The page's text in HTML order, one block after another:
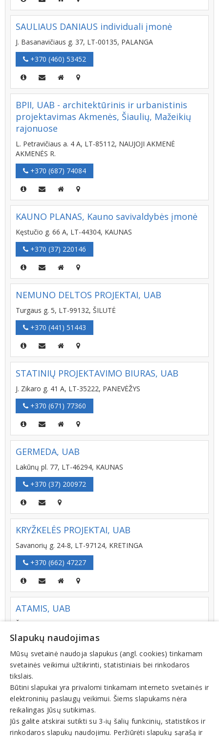
SAULIAUS DANIAUS individuali įmonė
J. Basanavičiaus g. 37, LT-00135, PALANGA
+370 (460) 53452
BPII, UAB - architektūrinis ir urbanistinis
projektavimas Akmenės, Šiaulių, Mažeikių
rajonuose
L. Petravičiaus a. 4 A, LT-85112, NAUJOJI AKMENĖ
AKMENĖS R.
+370 (687) 74084
KAUNO PLANAS, Kauno savivaldybės įmonė
Kęstučio g. 66 A, LT-44304, KAUNAS
+370 (37) 220146
NEMUNO DELTOS PROJEKTAI, UAB
Turgaus g. 5, LT-99132, ŠILUTĖ
+370 (441) 51443
STATINIŲ PROJEKTAVIMO BIURAS, UAB
J. Zikaro g. 41 A, LT-35222, PANEVĖŽYS
+370 (671) 77360
GERMEDA, UAB
Lakūnų pl. 77, LT-46294, KAUNAS
+370 (37) 200972
KRYŽKELĖS PROJEKTAI, UAB
Savanorių g. 24-8, LT-97124, KRETINGA
+370 (662) 47227
ATAMIS, UAB
Žirmūnų g. 139, LT-09120, VILNIUS
+370 (5) 2728334
BENDRIEJI STATYBŲ PROJEKTAI, UAB
Savanorių pr. 187, LT-50177, KAUNAS
+370 (610) 39322
Slapukų naudojimas
Mūsų svetainė naudoja slapukus (angl. cookies) tinkamam
svetainės veikimui užtikrinti, statistiniais bei rinkodaros
tikslais.
Būtini slapukai yra privalomi tinkamam interneto svetainės ir
elektroninių paslaugų veikimui. Šiems slapukams nėra
reikalingas Jūsų sutikimas.
Jūs galite atskirai sutikti su 3-ių šalių funkcinių, statistikos ir
rinkodaros slapukų naudojimu. Peržiūrėti slapukų sąrašą ir